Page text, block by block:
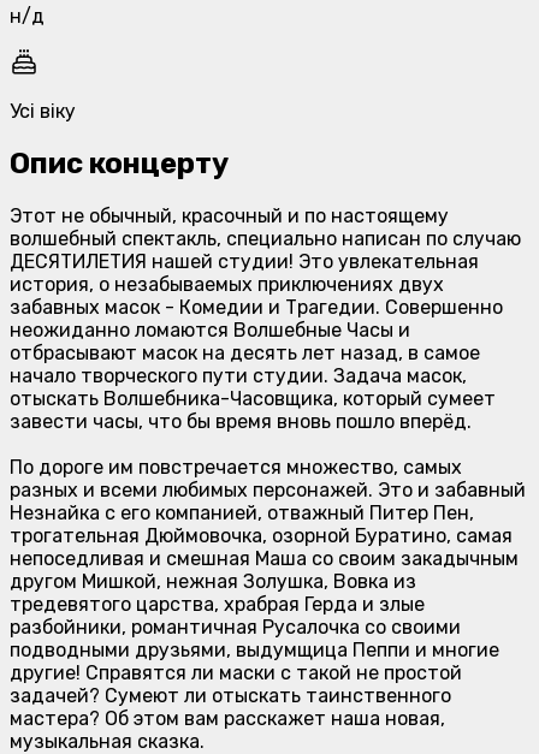
н/д
Усі віку
Опис концерту
Этот не обычный, красочный и по настоящему
волшебный спектакль, специально написан по случаю
ДЕСЯТИЛЕТИЯ нашей студии! Это увлекательная
история, о незабываемых приключениях двух
забавных масок - Комедии и Трагедии. Совершенно
неожиданно ломаются Волшебные Часы и
отбрасывают масок на десять лет назад, в самое
начало творческого пути студии. Задача масок,
отыскать Волшебника-Часовщика, который сумеет
завести часы, что бы время вновь пошло вперёд.
По дороге им повстречается множество, самых
разных и всеми любимых персонажей. Это и забавный
Незнайка с его компанией, отважный Питер Пен,
трогательная Дюймовочка, озорной Буратино, самая
непоседливая и смешная Маша со своим закадычным
другом Мишкой, нежная Золушка, Вовка из
тредевятого царства, храбрая Герда и злые
разбойники, романтичная Русалочка со своими
подводными друзьями, выдумщица Пеппи и многие
другие! Справятся ли маски с такой не простой
задачей? Сумеют ли отыскать таинственного
мастера? Об этом вам расскажет наша новая,
музыкальная сказка.